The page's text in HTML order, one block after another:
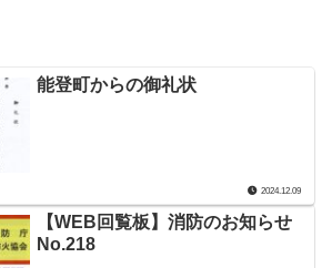
能登町からの御礼状
2024.12.09
【WEB回覧板】消防のお知らせ
No.218